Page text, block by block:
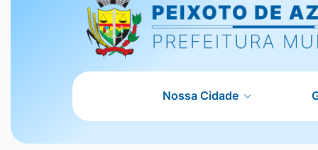
links
de
acessibilidade
[alt+1]
Ir
para
o
[alt+2]
do
menu
principal
Nossa Cidade